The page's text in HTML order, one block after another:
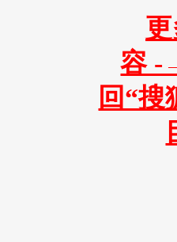
容 -
回“搜